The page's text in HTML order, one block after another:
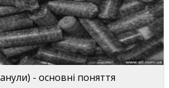
- основні поняття